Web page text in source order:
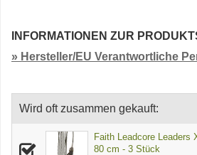
INFORMATIONEN ZUR
» Hersteller/EU Verantwortliche
Wird oft zusammen gekauft:
Faith Leadcore Leaders
80 cm - 3 Stück